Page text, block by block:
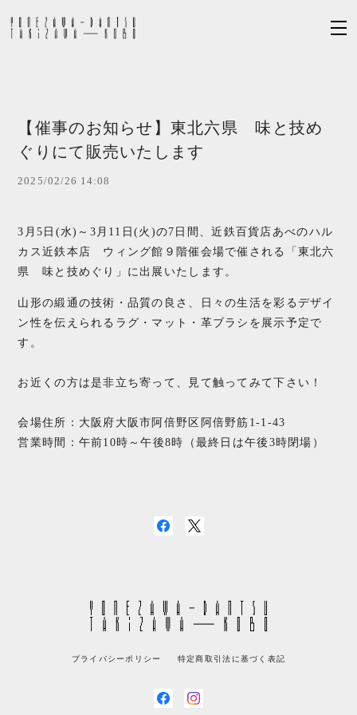
【催事のお知らせ】東北六県 味と技め
ぐりにて販売いたします
2025/02/26 14:08
3月5日(水)～3月11日(火)の7日間、近鉄百貨店あべのハル
カス近鉄本店 ウィング館９階催会場で催される「東北六
県 味と技めぐり」に出展いたします。
山形の緞通の技術・品質の良さ、日々の生活を彩るデザイ
ン性を伝えられるラグ・マット・革ブラシを展示予定で
す。
お近くの方は是非立ち寄って、見て触ってみて下さい！
会場住所：大阪府大阪市阿倍野区阿倍野筋1-1-43
営業時間：午前10時～午後8時（最終日は午後3時閉場）
プライバシーポリシー 特定商取引法に基づく表記